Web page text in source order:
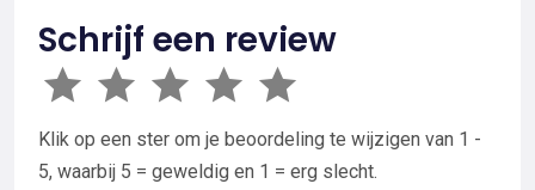
Schrijf een review
Klik op een ster om je beoordeling te wijzigen van 1 -
5, waarbij 5 = geweldig en 1 = erg slecht.